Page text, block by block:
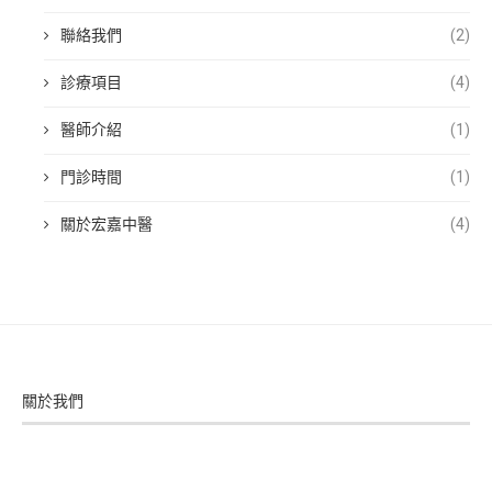
聯絡我們 (2)
診療項目 (4)
醫師介紹 (1)
門診時間 (1)
關於宏嘉中醫 (4)
關於我們